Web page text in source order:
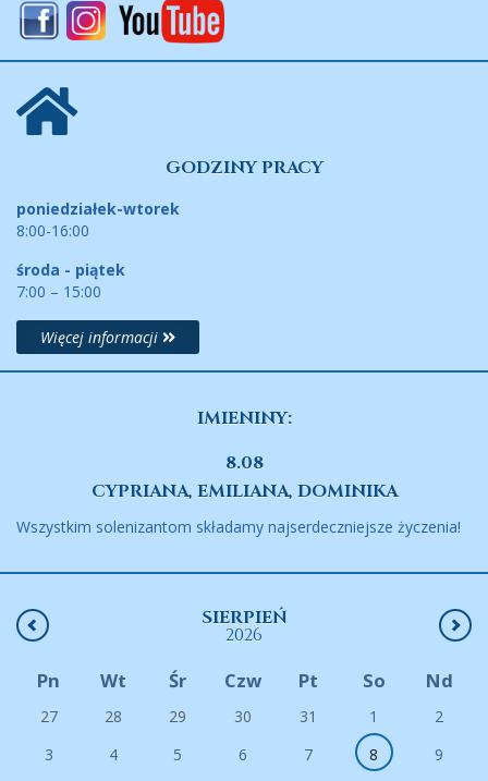
GODZINY PRACY
poniedziałek-wtorek
8:00-16:00
środa - piątek
7:00 – 15:00
Więcej informacji
IMIENINY:
8.08
CYPRIANA, EMILIANA, DOMINIKA
Wszystkim solenizantom składamy najserdeczniejsze życzenia!
SIERPIEŃ
2026
Pn Wt Śr Czw Pt So Nd
27 28 29 30 31 1
2
3
4 5 6 7 8
9